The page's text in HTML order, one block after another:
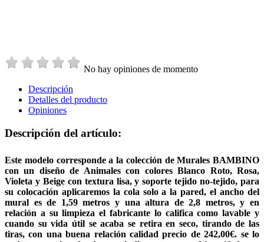
No hay opiniones de momento
Descripción
Detalles del producto
Opiniones
Descripción del artículo:
Este modelo corresponde a la colección de Murales BAMBINO
con un diseño de Animales con colores Blanco Roto, Rosa,
Violeta y Beige con textura lisa, y soporte tejido no-tejido, para
su colocación aplicaremos la cola solo a la pared, el ancho del
mural es de 1,59 metros y una altura de 2,8 metros, y en
relación a su limpieza el fabricante lo califica como lavable y
cuando su vida útil se acaba se retira en seco, tirando de las
tiras, con una buena relación calidad precio de 242,00€. se lo